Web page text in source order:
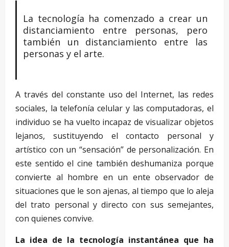
La tecnología ha comenzado a crear un
distanciamiento entre personas, pero
también un distanciamiento entre las
personas y el arte.
A través del constante uso del Internet, las redes
sociales, la telefonía celular y las computadoras, el
individuo se ha vuelto incapaz de visualizar objetos
lejanos, sustituyendo el contacto personal y
artístico con un “sensación” de personalización. En
este sentido el cine también deshumaniza porque
convierte al hombre en un ente observador de
situaciones que le son ajenas, al tiempo que lo aleja
del trato personal y directo con sus semejantes,
con quienes convive.
La idea de la tecnología instantánea que ha